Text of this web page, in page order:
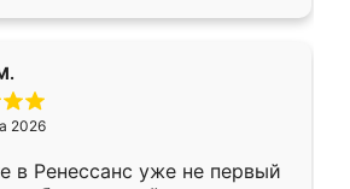
2026
в Ренессанс уже не первый